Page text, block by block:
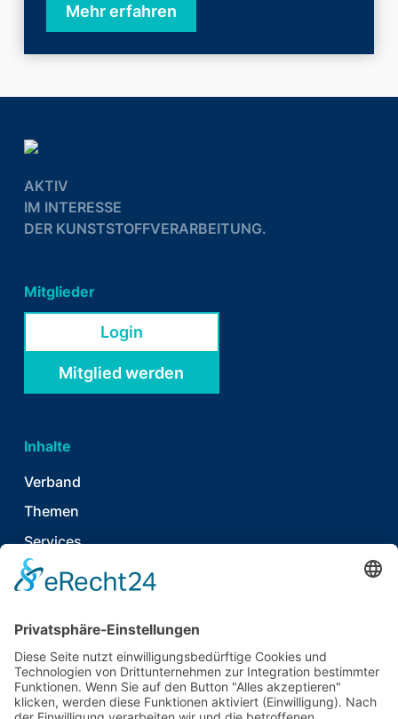
Mehr erfahren
AKTIV
IM INTERESSE
DER KUNSTSTOFFVERARBEITUNG.
Mitglieder
Login
Mitglied werden
Inhalte
Verband
Themen
Services
News & Publikationen
Kontakt
T
06021 920 374 7